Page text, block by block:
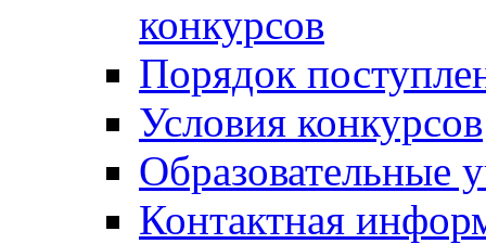
конкурсов
Порядок
Условия конкурсов
Образовательные
Контактная